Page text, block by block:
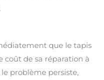
que le tapis
coût de sa réparation à
le problème persiste,